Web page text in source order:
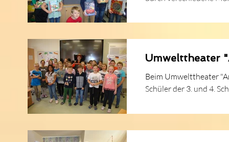
Umwelttheater
Beim Umwelttheater
Schüler der 3. und 4.